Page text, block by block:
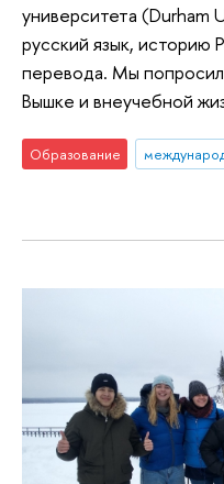
университета (Durham
русский язык, историю
перевода. Мы
Вышке и внеучебной
Образование